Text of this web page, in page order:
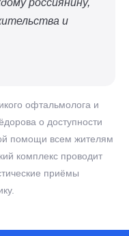
россиянину,
и
офтальмолога и
о доступности
помощи всем жителям
комплекс проводит
приёмы